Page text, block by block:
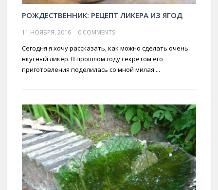
РОЖДЕСТВЕННИК: РЕЦЕПТ ЛИКЕРА ИЗ ЯГОД
11 НОЯБРЯ, 2016 0 COMMENTS
Сегодня я хочу рассказать, как можно сделать очень
вкусный ликёр. В прошлом году секретом его
приготовления поделилась со мной милая ...